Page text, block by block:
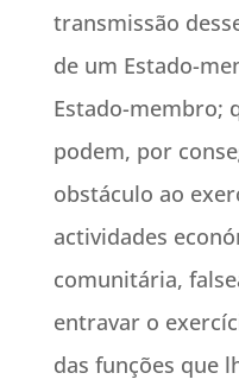
transmissão
de um Estado-
Estado-membro;
podem, por
obstáculo ao
actividades
comunitária,
entravar o
das funções que